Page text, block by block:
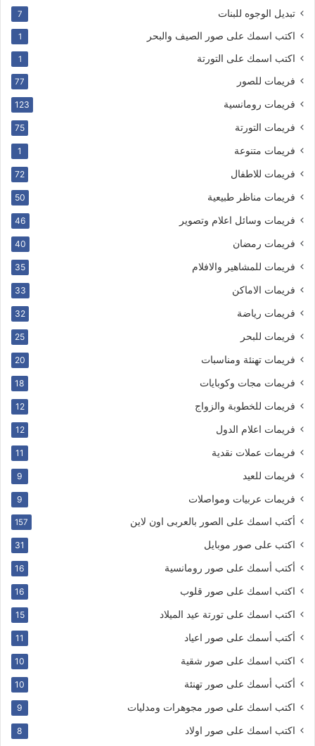
تبديل الوجوه للبنات 7
اكتب اسمك على صور الصيف والبحر 1
اكتب اسمك على التورتة 1
فريمات للصور 77
فريمات رومانسية 123
فريمات التورتة 75
فريمات متنوعة 1
فريمات للاطفال 72
فريمات مناظر طبيعية 50
فريمات وسائل اعلام وتصوير 46
فريمات رمضان 40
فريمات للمشاهير والافلام 35
فريمات الاماكن 33
فريمات رياضة 32
فريمات للبحر 25
فريمات تهنئة ومناسبات 20
فريمات مجات وكوبايات 18
فريمات للخطوبة والزواج 12
فريمات اعلام الدول 12
فريمات عملات نقدية 11
فريمات للعيد 9
فريمات عربيات ومواصلات 9
أكتب اسمك على الصور بالعربى اون لاين 157
اكتب على صور موبايل 31
أكتب أسمك على صور رومانسية 16
اكتب اسمك على صور قلوب 16
اكتب اسمك على تورتة عيد الميلاد 15
أكتب أسمك على صور اعياد 11
اكتب اسمك على صور شقية 10
أكتب أسمك على صور تهنئة 10
اكتب اسمك على صور مجوهرات ومدليات 9
اكتب اسمك على صور اولاد 8